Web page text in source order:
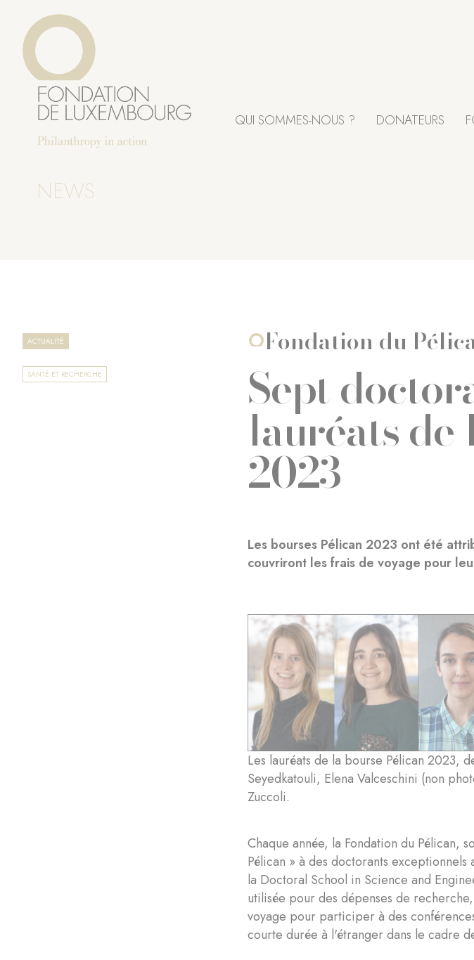
contenu
principal
QUI SOMMES-NOUS ? DONATEURS
NEWS
ACTUALITÉ
SANTÉ ET RECHERCHE
Fondation du
Sept
lauréats de
2023
Les bourses Pélican 2023 ont été
couvriront les frais de voyage pour
Les lauréats de la bourse Pélican 2023,
Seyedkatouli, Elena Valceschini (non
Zuccoli.
Chaque année, la Fondation du Pélican,
Pélican » à des doctorants
la Doctoral School in Science and
utilisée pour des dépenses de
voyage pour participer à des
courte durée à l'étranger dans le cadre